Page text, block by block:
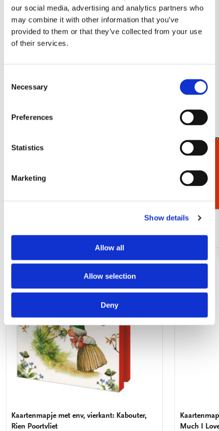
our social media, advertising and analytics partners who
may combine it with other information that you’ve
provided to them or that they’ve collected from your use
of their services.
Selection
Necessary
Preferences
Statistics
Marketing
Show details
Allow all
Allow selection
Deny
verlanglijst
Bos
€ 8,99
Kaartenmapje met env, vierkant: Kabouter,
Rien Poortvliet
Much I
Cadeaukiezer